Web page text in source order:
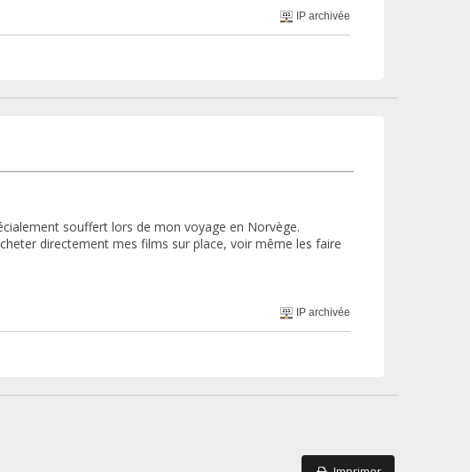
IP archivée
souffert lors de mon voyage en Norvège.
directement mes films sur place, voir même les faire
IP archivée